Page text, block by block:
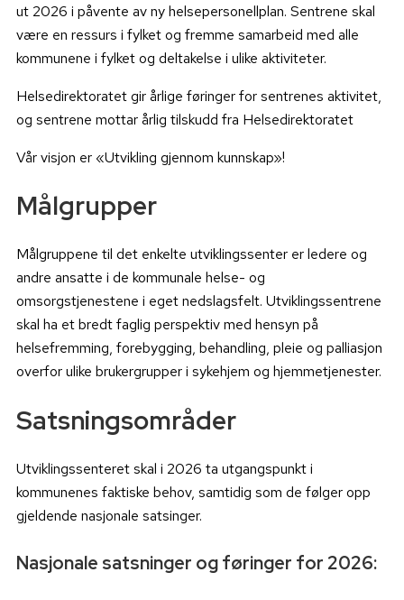
ut 2026 i påvente av ny helsepersonellplan. Sentrene skal
være en ressurs i fylket og fremme samarbeid med alle
kommunene i fylket og deltakelse i ulike aktiviteter.
Helsedirektoratet gir årlige føringer for sentrenes aktivitet,
og sentrene mottar årlig tilskudd fra Helsedirektoratet
Vår visjon er «Utvikling gjennom kunnskap»!
Målgrupper
Målgruppene til det enkelte utviklingssenter er ledere og
andre ansatte i de kommunale helse- og
omsorgstjenestene i eget nedslagsfelt. Utviklingssentrene
skal ha et bredt faglig perspektiv med hensyn på
helsefremming, forebygging, behandling, pleie og palliasjon
overfor ulike brukergrupper i sykehjem og hjemmetjenester.
Satsningsområder
Utviklingssenteret skal i 2026 ta utgangspunkt i
kommunenes faktiske behov, samtidig som de følger opp
gjeldende nasjonale satsinger.
Nasjonale satsninger og føringer for 2026: